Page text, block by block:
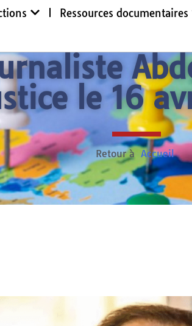
Ressources documentaires
le 16
Retour à Accueil